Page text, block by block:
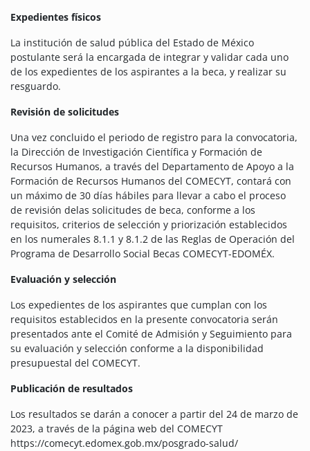
Expedientes físicos
La institución de salud pública del Estado de México
postulante será la encargada de integrar y validar cada uno
de los expedientes de los aspirantes a la beca, y realizar su
resguardo.
Revisión de solicitudes
Una vez concluido el periodo de registro para la convocatoria,
la Dirección de Investigación Científica y Formación de
Recursos Humanos, a través del Departamento de Apoyo a la
Formación de Recursos Humanos del COMECYT, contará con
un máximo de 30 días hábiles para llevar a cabo el proceso
de revisión delas solicitudes de beca, conforme a los
requisitos, criterios de selección y priorización establecidos
en los numerales 8.1.1 y 8.1.2 de las Reglas de Operación del
Programa de Desarrollo Social Becas COMECYT-EDOMÉX.
Evaluación y selección
Los expedientes de los aspirantes que cumplan con los
requisitos establecidos en la presente convocatoria serán
presentados ante el Comité de Admisión y Seguimiento para
su evaluación y selección conforme a la disponibilidad
presupuestal del COMECYT.
Publicación de resultados
Los resultados se darán a conocer a partir del 24 de marzo de
2023, a través de la página web del COMECYT
https://comecyt.edomex.gob.mx/posgrado-salud/